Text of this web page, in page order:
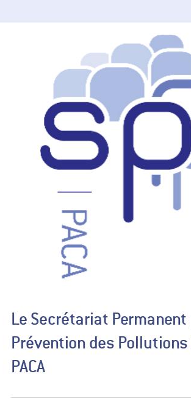
Le Secrétariat Permanent
Prévention des
PACA